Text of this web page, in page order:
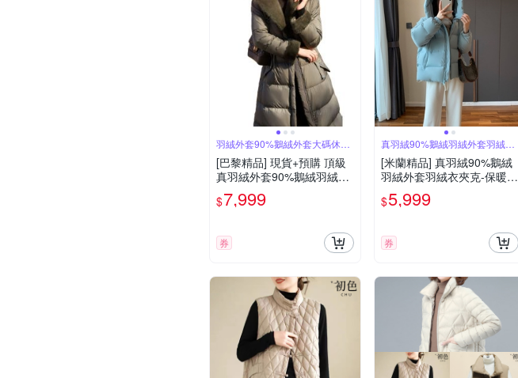
羽絨外套90%鵝絨外套大碼休閒
女裝
[巴黎精品] 現貨+預購 頂級
真羽絨外套90%鵝絨羽絨衣
秋冬外套大碼休閒女裝-狐狸
毛領連帽長版女外套a1lm35
$7,999
券
真羽絨90%鵝絨羽絨外套羽絨衣
夾克
[米蘭精品] 真羽絨90%鵝絨
羽絨外套羽絨衣夾克-保暖經
典短款連帽女外套2色74ia4
5
$5,999
券